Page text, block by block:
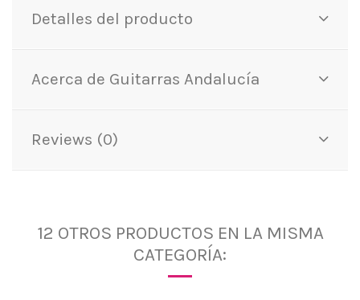
Detalles del producto
Acerca de Guitarras Andalucía
Reviews (0)
12 OTROS PRODUCTOS EN LA MISMA
CATEGORÍA: